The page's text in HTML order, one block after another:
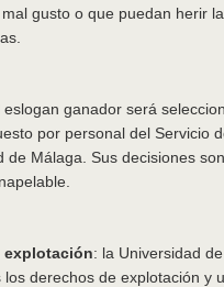
gusto o que puedan herir
eslogan ganador será
por personal del Servicio
de Málaga. Sus decisiones
explotación: la Universidad
los derechos de explotación y